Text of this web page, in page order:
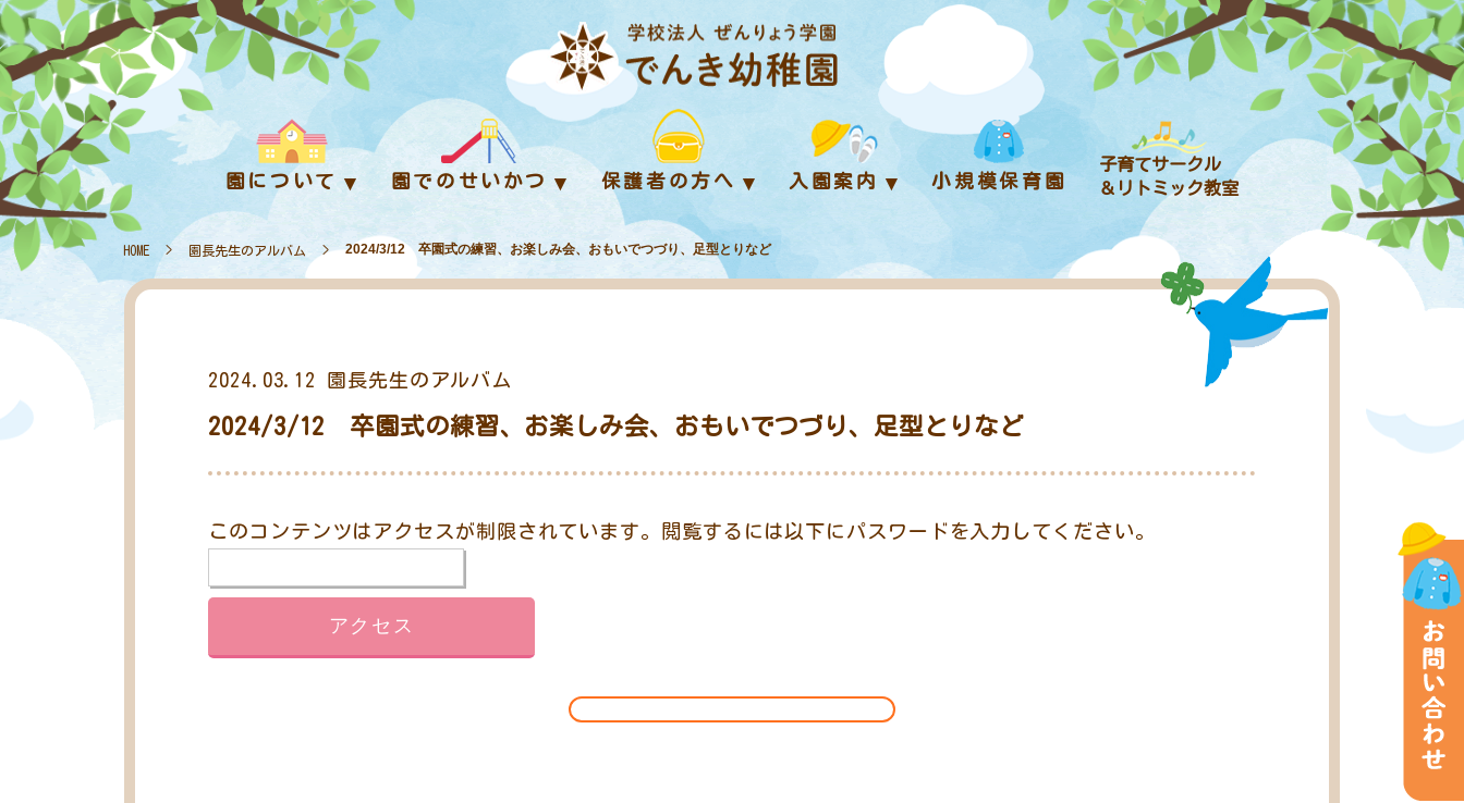
園について 園でのせいかつ 保護者の方へ 入園案内 小規模保育園
子育てサークル
＆リトミック教室
HOME > 園長先生のアルバム > 2024/3/12 卒園式の練習、お楽しみ会、おもいでつづり、足型とりなど
2024.03.12 園長先生のアルバム
2024/3/12 卒園式の練習、お楽しみ会、おもいでつづり、足型とりなど
このコンテンツはアクセスが制限されています。閲覧するには以下にパスワードを入力してください。